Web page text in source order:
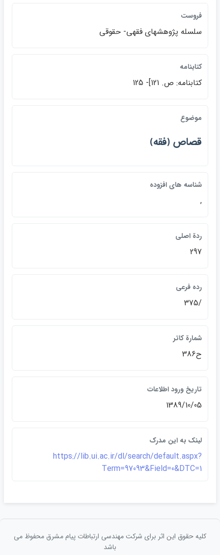
فروست
سلسله پژوهشهاي فقهي- حقوقي
كتابنامه
كتابنامه: ص. 121]- 125
موضوع
قصاص ﴿فقه﴾
شناسه هاي افزوده
,
ردة اصلي
297
رده فرعي
/375
شمارة كاتر
ح386
تاريخ ورود اطلاعات
1389/10/05
لينک به اين مدرک
https://lib.ui.ac.ir/dl/search/default.aspx?
Term=97093&Field=0&DTC=1
کلیه حقوق این اثر برای شرکت مهندسی ارتباطات پيام مشرق محفوظ می
باشد